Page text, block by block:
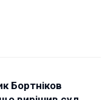
Бортніков